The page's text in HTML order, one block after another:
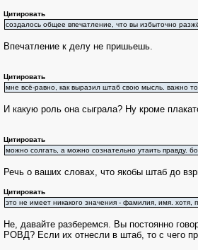
Цитировать
создалось общее впечатление, что вы избыточно
Впечатление к делу не пришьешь.
Цитировать
мне всё-равно, как выразил штаб свою мысль. важно
И какую роль она сыграла? Ну кроме
Цитировать
можно солгать, а можно сознательно утаить правду.
Речь о ваших словах, что якобы штаб до
Цитировать
это не имеет никакого значения - фамилия, имя.
Не, давайте разберемся. Вы постоянно
РОВД? Если их отнесли в штаб, то с чего